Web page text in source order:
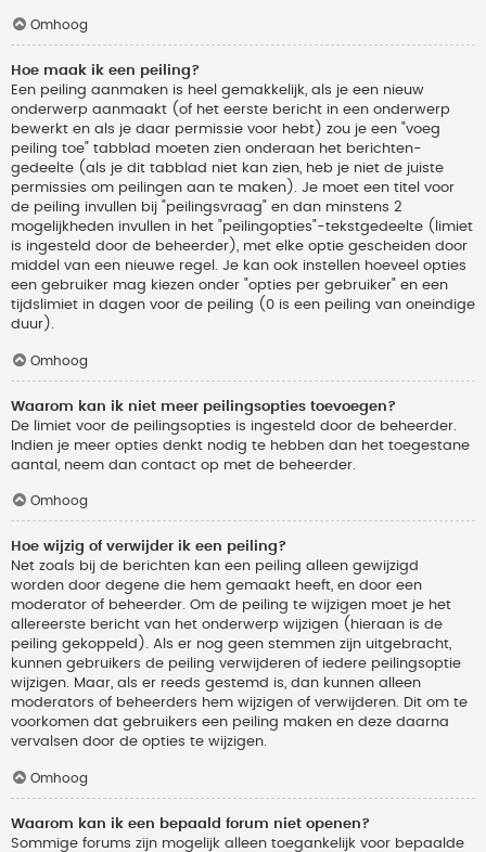
Omhoog
Hoe maak ik een peiling?
Een peiling aanmaken is heel gemakkelijk, als je een nieuw
onderwerp aanmaakt (of het eerste bericht in een onderwerp
bewerkt en als je daar permissie voor hebt) zou je een "voeg
peiling toe" tabblad moeten zien onderaan het berichten-
gedeelte (als je dit tabblad niet kan zien, heb je niet de juiste
permissies om peilingen aan te maken). Je moet een titel voor
de peiling invullen bij "peilingsvraag" en dan minstens 2
mogelijkheden invullen in het "peilingopties"-tekstgedeelte (limiet
is ingesteld door de beheerder), met elke optie gescheiden door
middel van een nieuwe regel. Je kan ook instellen hoeveel opties
een gebruiker mag kiezen onder "opties per gebruiker" en een
tijdslimiet in dagen voor de peiling (0 is een peiling van oneindige
duur).
Omhoog
Waarom kan ik niet meer peilingsopties toevoegen?
De limiet voor de peilingsopties is ingesteld door de beheerder.
Indien je meer opties denkt nodig te hebben dan het toegestane
aantal, neem dan contact op met de beheerder.
Omhoog
Hoe wijzig of verwijder ik een peiling?
Net zoals bij de berichten kan een peiling alleen gewijzigd
worden door degene die hem gemaakt heeft, en door een
moderator of beheerder. Om de peiling te wijzigen moet je het
allereerste bericht van het onderwerp wijzigen (hieraan is de
peiling gekoppeld). Als er nog geen stemmen zijn uitgebracht,
kunnen gebruikers de peiling verwijderen of iedere peilingsoptie
wijzigen. Maar, als er reeds gestemd is, dan kunnen alleen
moderators of beheerders hem wijzigen of verwijderen. Dit om te
voorkomen dat gebruikers een peiling maken en deze daarna
vervalsen door de opties te wijzigen.
Omhoog
Waarom kan ik een bepaald forum niet openen?
Sommige forums zijn mogelijk alleen toegankelijk voor bepaalde